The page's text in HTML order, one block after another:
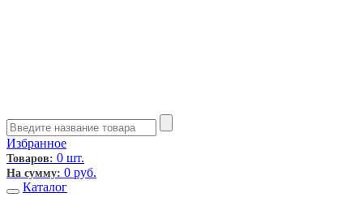
Избранное
Товаров: 0 шт.
На сумму: 0 руб.
Каталог